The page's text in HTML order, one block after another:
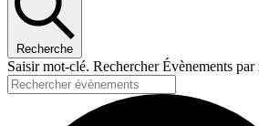
Recherche
Saisir mot-clé. Rechercher Évènements par